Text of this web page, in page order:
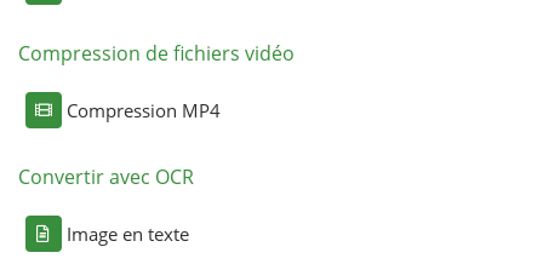
Compression de fichiers vidéo
Compression MP4
Convertir avec OCR
Image en texte